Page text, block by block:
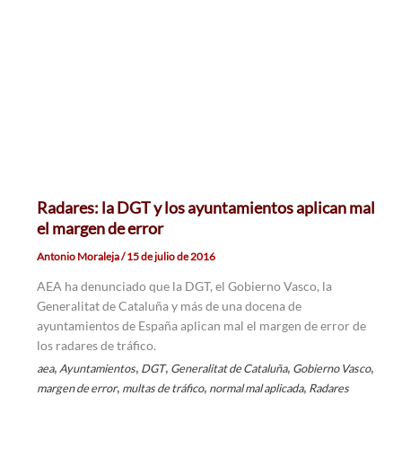
Radares: la DGT y los ayuntamientos aplican mal
el margen de error
Antonio Moraleja/15 de julio de 2016
AEA ha denunciado que la DGT, el Gobierno Vasco, la
Generalitat de Cataluña y más de una docena de
ayuntamientos de España aplican mal el margen de error de
los radares de tráfico.
aea, Ayuntamientos, DGT, Generalitat de Cataluña, Gobierno Vasco,
margen de error, multas de tráfico, normal mal aplicada, Radares